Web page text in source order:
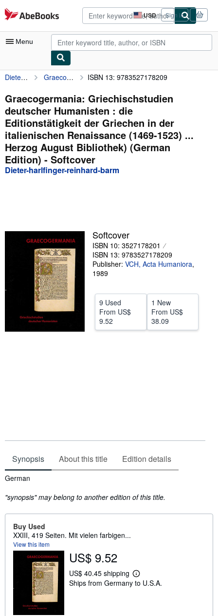
Skip to main content
AbeBooks.com USD
Site
shopping
preferences
Sign in
Menu
My Account
My Purchases
Advanced Search
Browse Collections
Rare Books
Art & Collectibles
Help
CLOSE
Dieter-harlfinger-reinhard-barm Graecogermania: Griechischstudien deutscher Humanisten : die Editionstätigkeit der Griechen in der italienischen Renaissance (1469-1523) ... Herzog August Bibliothek) (German Edition) ISBN 13: 9783527178209
Graecogermania: Griechischstudien
deutscher Humanisten : die
Editionstätigkeit der Griechen in der
italienischen Renaissance (1469-1523) ...
Herzog August Bibliothek) (German
Edition) - Softcover
Dieter-harlfinger-reinhard-barm
Softcover
ISBN 10: 3527178201
ISBN 13: 9783527178209
Publisher: VCH, Acta Humaniora,
1989
9 Used
From US$
9.52
1 New
From US$
38.09
Synopsis About this title Edition details
Synopsis
German
"synopsis" may belong to another edition of this title.
Buy Used
XXIII, 419 Seiten. Mit vielen farbigen...
View this item
US$ 9.52
US$ 40.45 shipping
L
e
Ships from Germany to U.S.A.